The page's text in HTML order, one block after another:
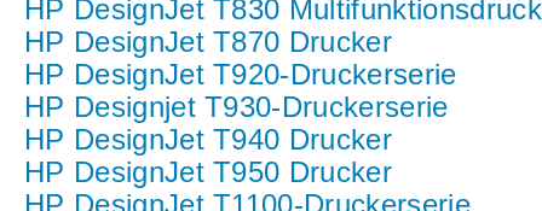
HP DesignJet T830
HP DesignJet T870 Drucker
HP DesignJet T920-Druckerserie
HP Designjet T930-Druckerserie
HP DesignJet T940 Drucker
HP DesignJet T950 Drucker
HP DesignJet T1100-Druckerserie